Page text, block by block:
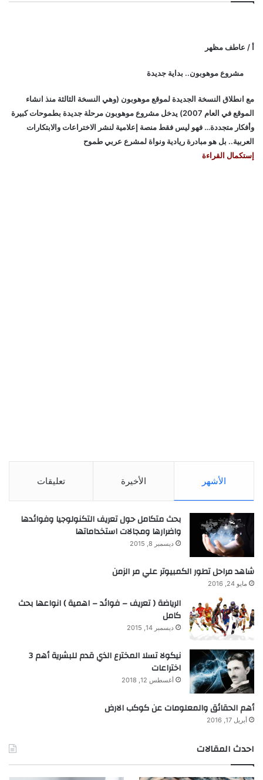
أ / عاطف مظهر
مشروع موهوبون.. بداية جديدة
مع انطلاق النسخة الجديدة لموقع موهوبون (وهي النسخة الثالثة منذ انشاء
الموقع في العام 2007) يدخل مشروع موهوبون مرحلة جديدة بطموحات كبيرة
وأفكار متجددة… فهو ليس فقط منصة إعلامية لنشر الاختراعات والابتكارات
العربية.. بل هو مبادرة ريادية ونواة لمشرع عربي طموح
إستكمال القراءة
الأشهر الأخيرة تعليقات
بحث متكامل حول تعريف التكنولوجيا وفوائدها
واضرارها ومجالات استخداماتها
ديسمبر 8, 2015
شاهد مراحل تطور الكمبيوتر علي مر الزمن
مايو 24, 2016
الرياضة ( تعريف – فوائد – اهمية ) انواعها بحث
كامل
ديسمبر 14, 2015
نيكولا تسلا المخترع الذي قدم للبشرية أهم 3
اختراعات
أغسطس 12, 2018
أهم الحقائق والمعلومات عن كوكب الارض
أبريل 17, 2016
احدث المقالات